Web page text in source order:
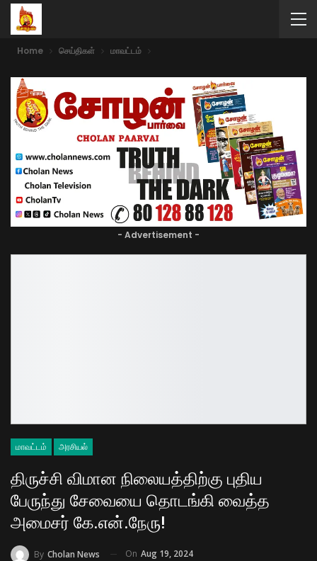
Home செய்திகள் மாவட்டம்
- Advertisement -
மாவட்டம் அரசியல்
திருச்சி விமான நிலையத்திற்கு புதிய
பேருந்து சேவையை தொடங்கி வைத்த
அமைசர் கே.என்.நேரு!
By Cholan News On Aug 19, 2024